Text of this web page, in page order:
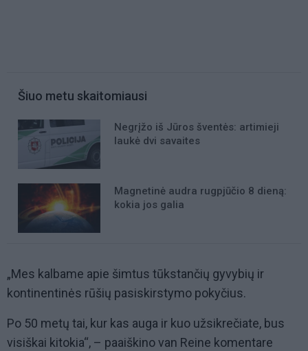
Šiuo metu skaitomiausi
Negrįžo iš Jūros šventės: artimieji
laukė dvi savaites
Magnetinė audra rugpjūčio 8 dieną:
kokia jos galia
„Mes kalbame apie šimtus tūkstančių gyvybių ir
kontinentinės rūšių pasiskirstymo pokyčius.
Po 50 metų tai, kur kas auga ir kuo užsikrečiate, bus
visiškai kitokia“, – paaiškino van Reine komentare